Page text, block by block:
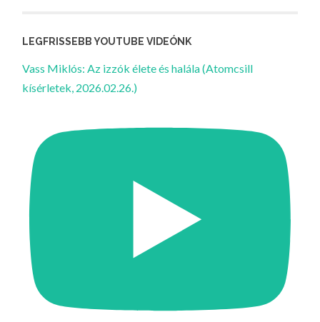
LEGFRISSEBB YOUTUBE VIDEÓNK
Vass Miklós: Az izzók élete és halála (Atomcsill
kísérletek, 2026.02.26.)